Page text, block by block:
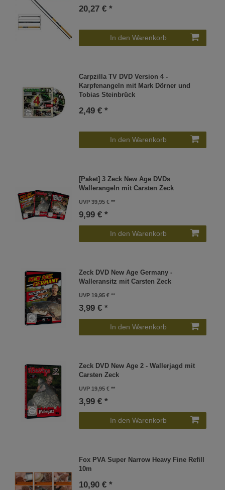
20,27 € *
In den Warenkorb
Carpzilla TV DVD Version 4 -
Karpfenangeln mit Mark Dörner und
Tobias Steinbrück
2,49 € *
In den Warenkorb
[Paket] 3 Zeck New Age DVDs
Wallerangeln mit Carsten Zeck
UVP 39,95 €
9,99 € *
In den Warenkorb
Zeck DVD New Age Germany -
Walleransitz mit Carsten Zeck
UVP 19,95 €
3,99 € *
In den Warenkorb
Zeck DVD New Age 2 - Wallerjagd mit
Carsten Zeck
UVP 19,95 €
3,99 € *
In den Warenkorb
Fox PVA Super Narrow Heavy Fine Refill
10m
10,90 € *